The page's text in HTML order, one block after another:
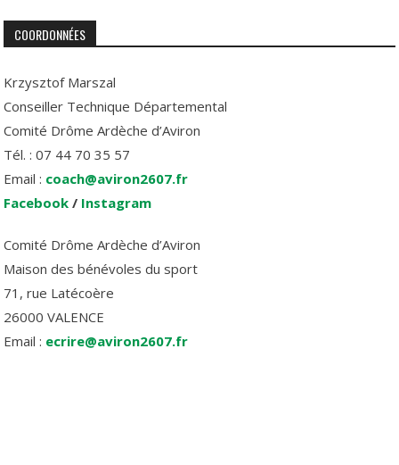
COORDONNÉES
Krzysztof Marszal
Conseiller Technique Départemental
Comité Drôme Ardèche d’Aviron
Tél. : 07 44 70 35 57
Email : coach@aviron2607.fr
Facebook / Instagram
Comité Drôme Ardèche d’Aviron
Maison des bénévoles du sport
71, rue Latécoère
26000 VALENCE
Email : ecrire@aviron2607.fr